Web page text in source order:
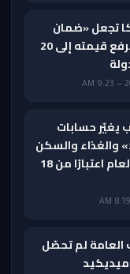
تجعل «ضمان
تأشيرة الزيارة» دائمًا وترفع قيمته إلى 20
يغيّر حسابات
والغذاء والسكن
قد تدخل تقييم العبء العام اعتبارًا من 18
لم تحصّل